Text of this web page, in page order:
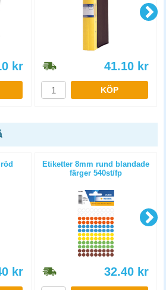
kr 41.10 kr
KÖP
kr
Etiketter 8mm rund blandade
färger 540st/fp
32.40 kr